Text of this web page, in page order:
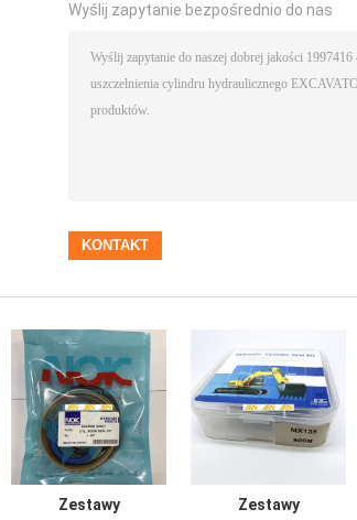
Wyślij zapytanie bezpośrednio do nas
Zestawy
Zestawy